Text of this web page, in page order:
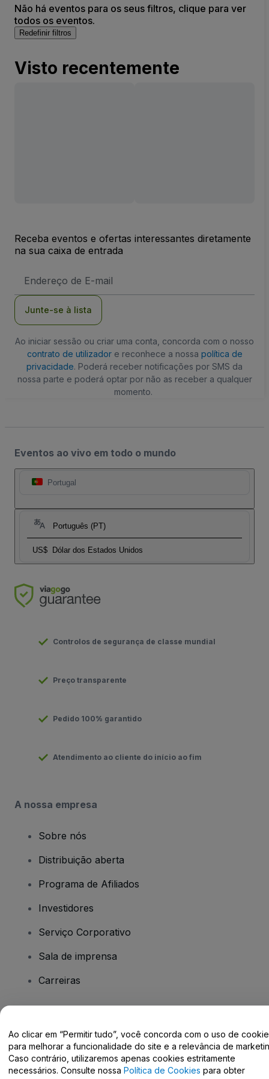
Não há eventos para os seus filtros, clique para ver
todos os eventos.
Redefinir filtros
Visto recentemente
Receba eventos e ofertas interessantes diretamente
na sua caixa de entrada
de
Junte-se à lista
Ao iniciar sessão ou criar uma conta, concorda com o nosso
contrato de utilizadore reconhece a nossa política de
privacidade. Poderá receber notificações por SMS da
nossa parte e poderá optar por não as receber a qualquer
momento.
Eventos ao vivo em todo o mundo
Portugal
Português (PT)
US$ Dólar dos Estados Unidos
Controlos de segurança de classe mundial
Preço transparente
Pedido 100% garantido
Atendimento ao cliente do início ao fim
A nossa empresa
Sobre nós
Distribuição aberta
Programa de Afiliados
Investidores
Serviço Corporativo
Sala de imprensa
Carreiras
Centro de Ajuda / Fale Conosco
Ao clicar em “Permitir tudo”, você concorda com o uso de
para melhorar a funcionalidade do site e a relevância de
Caso contrário, utilizaremos apenas cookies estritamente
necessários. Consulte nossa Política de Cookies para obter